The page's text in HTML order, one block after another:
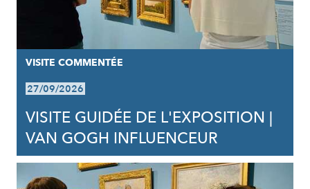
VISITE COMMENTÉE
27/09/2026
VISITE GUIDÉE DE L'EXPOSITION |
VAN GOGH INFLUENCEUR